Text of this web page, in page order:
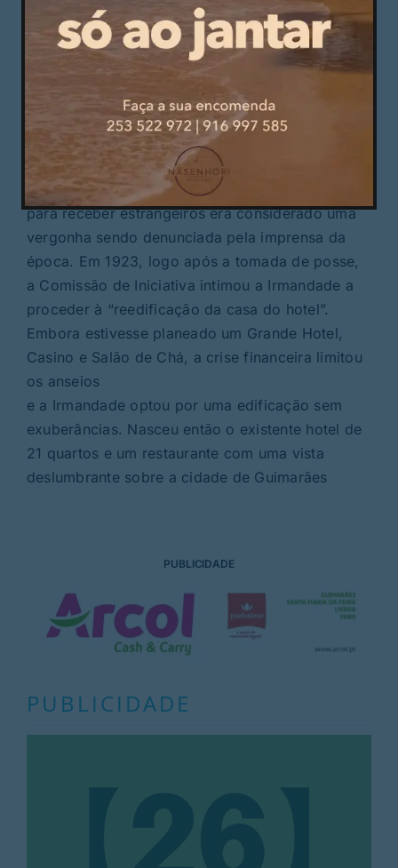
popular fez da Casa do Despacho e da
Arrecadação das Alfaias uma ideia de hotel.
Gerida pela popular Ludovina, na altura
arrecadava corpos também.
© Eliseu Sampaio / Mais Guimarães
Construído em 1823, o único espaço da Penha
para receber estrangeiros era considerado uma
vergonha sendo denunciada pela imprensa da
época. Em 1923, logo após a tomada de posse,
a Comissão de Iniciativa intimou a Irmandade a
proceder à “reedificação da casa do hotel”.
Embora estivesse planeado um Grande Hotel,
Casino e Salão de Chá, a crise financeira limitou
os anseios
e a Irmandade optou por uma edificação sem
exuberâncias. Nasceu então o existente hotel de
21 quartos e um restaurante com uma vista
deslumbrante sobre a cidade de Guimarães
PUBLICIDADE
PUBLICIDADE